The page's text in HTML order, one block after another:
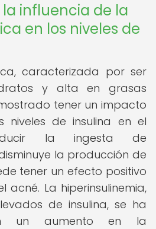
influencia de la
en los niveles de
caracterizada por ser
y alta en grasas
tener un impacto
niveles de insulina en el
la ingesta de
la producción de
tener un efecto positivo
acné. La hiperinsulinemia,
de insulina, se ha
un aumento en la